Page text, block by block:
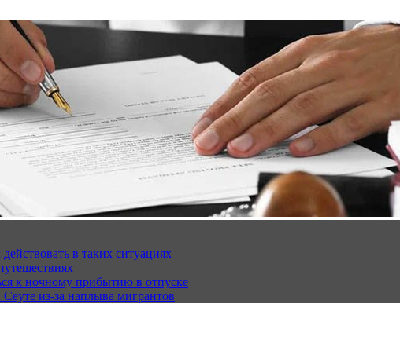
в таких ситуациях
к ночному прибытию в отпуске
из-за наплыва мигрантов